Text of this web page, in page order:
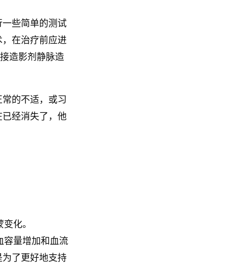
些简单的测试
在治疗前应进
造影剂静脉造
的不适，或习
经消失了，他
化。
容量增加和血流
了更好地支持